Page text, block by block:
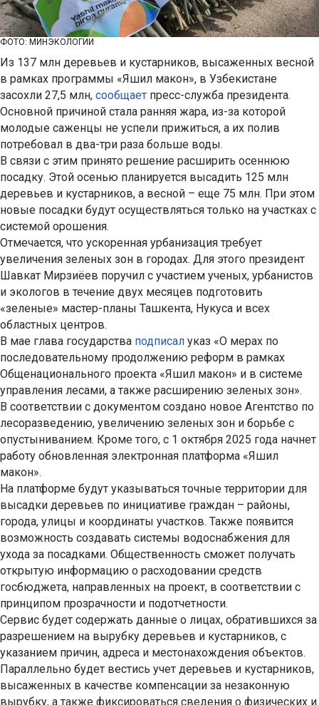
ФОТО: МИНЭКОЛОГИИ
Из 137 млн деревьев и кустарников, высаженных весной
в рамках программы «Яшил макон», в Узбекистане
засохли 27,5 млн, сообщает пресс-служба президента.
Основной причиной стала ранняя жара, из-за которой
молодые саженцы не успели прижиться, а их полив
потребовал в два-три раза больше воды.
В связи с этим принято решение расширить осеннюю
посадку. Этой осенью планируется высадить 125 млн
деревьев и кустарников, а весной – еще 75 млн. При этом
новые посадки будут осуществляться только на участках с
системой орошения.
Отмечается, что ускоренная урбанизация требует
увеличения зеленых зон в городах. Для этого президент
Шавкат Мирзиёев поручил с участием ученых, урбанистов
и экологов в течение двух месяцев подготовить
«зеленые» мастер-планы Ташкента, Нукуса и всех
областных центров.
В мае глава государства подписал указ «О мерах по
последовательному продолжению реформ в рамках
Общенационального проекта «Яшил макон» и в системе
управления лесами, а также расширению зеленых зон».
В соответствии с документом создано новое Агентство по
лесоразведению, увеличению зеленых зон и борьбе с
опустыниванием. Кроме того, с 1 октября 2025 года начнет
работу обновленная электронная платформа «Яшил
макон».
На платформе будут указываться точные территории для
высадки деревьев по инициативе граждан – районы,
города, улицы и координаты участков. Также появится
возможность создавать системы водоснабжения для
ухода за посадками. Общественность сможет получать
открытую информацию о расходовании средств
госбюджета, направленных на проект, в соответствии с
принципом прозрачности и подотчетности.
Сервис будет содержать данные о лицах, обратившихся за
разрешением на вырубку деревьев и кустарников, с
указанием причин, адреса и местонахождения объектов.
Параллельно будет вестись учет деревьев и кустарников,
высаженных в качестве компенсации за незаконную
вырубку, а также фиксироваться сведения о физических и